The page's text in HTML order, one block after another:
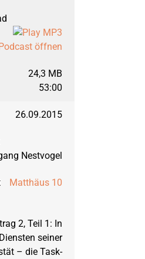
24,3 MB
53:00
26.09.2015
Nestvogel
Matthäus 10
2, Teil 1: In
Diensten seiner
– die Task-